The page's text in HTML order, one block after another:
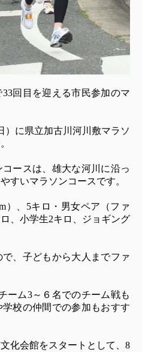
回目を迎える市民参加のマ
）に県立加古川河川敷マラソ
ースは、雄大な河川に沿っ
すいマラソンコースです。
）、5キロ・男女ペア（ファ
、小学生2キロ、ジョギング
、子どもから大人までファ
ーム3～６名でのチーム戦も
校の仲間での参加もおすす
化会館をスタートとして、8